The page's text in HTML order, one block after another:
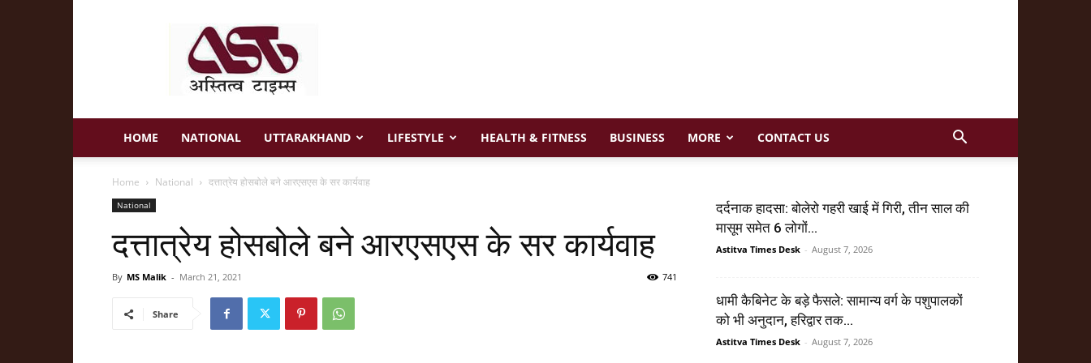
Astitva
Times
HOME NATIONAL UTTARAKHAND LIFESTYLE HEALTH & FITNESS BUSINESS MORE CONTACT US
Home National दत्तात्रेय होसबोले बने आरएसएस के सर कार्यवाह
National
दत्तात्रेय होसबोले बने आरएसएस के सर कार्यवाह
By MS Malik - March 21, 2021 741
Share
दर्दनाक हादसा: बोलेरो गहरी खाई में गिरी, तीन साल की
मासूम समेत 6 लोगों...
Astitva Times Desk - August 7, 2026
धामी कैबिनेट के बड़े फैसले: सामान्य वर्ग के पशुपालकों
को भी अनुदान, हरिद्वार तक...
Astitva Times Desk - August 7, 2026